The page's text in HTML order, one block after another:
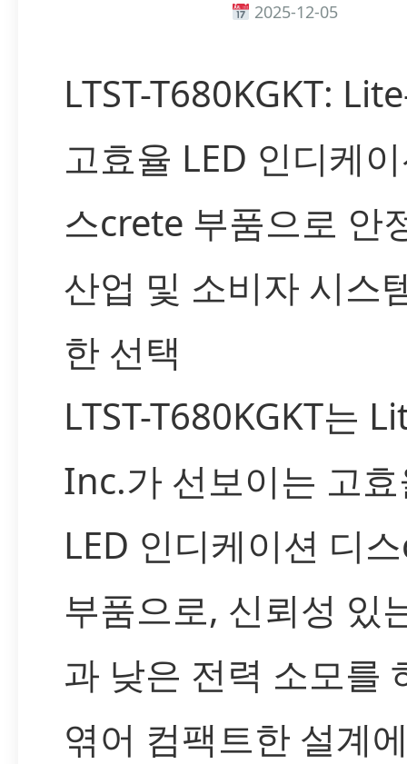
2025-12-05
LTST-T680KGKT:
고효율 LED 인디케
스crete 부품으로 안
산업 및 소비자 시스
한 선택
LTST-T680KGKT는
Inc.가 선보이는 고
LED 인디케이션 디
부품으로, 신뢰성 있
과 낮은 전력 소모를
엮어 컴팩트한 설계